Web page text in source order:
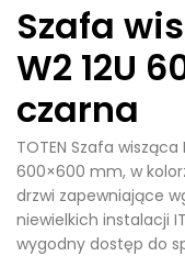
Szafa
W2 12U
czarna
TOTEN Szafa wisząca
600×600 mm, w
drzwi zapewniające
niewielkich instalacji
wygodny dostęp do